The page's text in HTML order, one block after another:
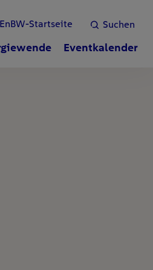
Suchen
EnBW-Startseite
Eventkalender